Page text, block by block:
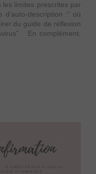
limites prescrites par
d’auto-description :“ où
du guide de réflexion
En complément,